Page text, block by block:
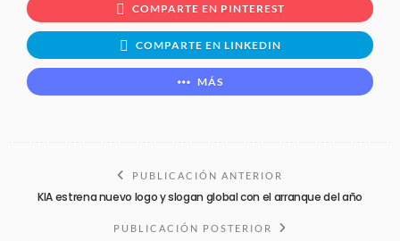
COMPARTE EN PINTEREST
COMPARTE EN LINKEDIN
MÁS
PUBLICACIÓN ANTERIOR
KIA estrena nuevo logo y slogan global con el arranque del año
PUBLICACIÓN POSTERIOR